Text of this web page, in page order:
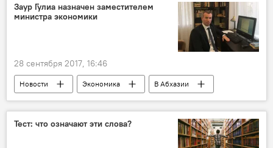
Заур Гулиа назначен заместителем
министра экономики
28 сентября 2017, 16:46
Новости Экономика В Абхазии
Тест: что означают эти слова?